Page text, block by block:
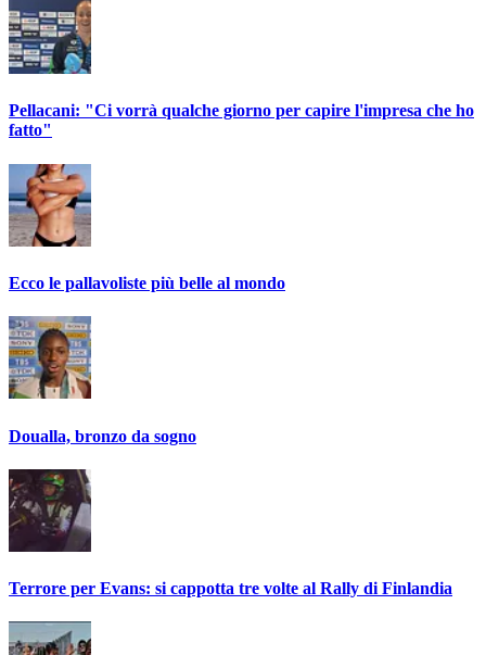
Pellacani: "Ci vorrà qualche giorno per capire l'impresa che ho
fatto"
Ecco le pallavoliste più belle al mondo
Doualla, bronzo da sogno
Terrore per Evans: si cappotta tre volte al Rally di Finlandia